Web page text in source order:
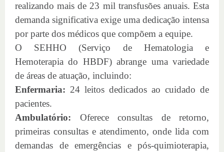
realizando mais de 23 mil transfusões anuais. Esta
demanda significativa exige uma dedicação intensa
por parte dos médicos que compõem a equipe.
O SEHHO (Serviço de Hematologia e
Hemoterapia do HBDF) abrange uma variedade
de áreas de atuação, incluindo:
Enfermaria: 24 leitos dedicados ao cuidado de
pacientes.
Ambulatório: Oferece consultas de retorno,
primeiras consultas e atendimento, onde lida com
demandas de emergências e pós-quimioterapia,